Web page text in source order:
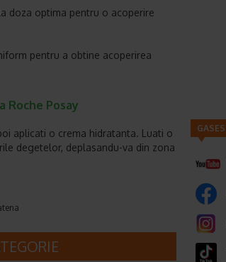
doza optima pentru o acoperire
pentru a obtine acoperirea
Posay
aplicati o crema hidratanta. Luati o
degetelor, deplasandu-va din zona